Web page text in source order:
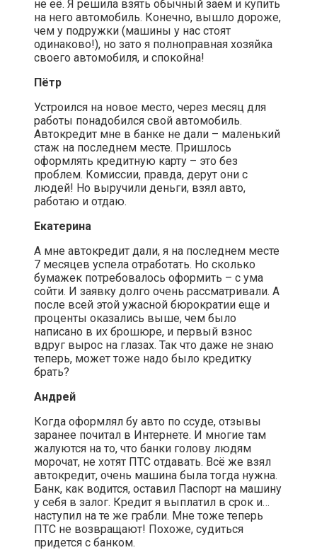
не её. Я решила взять обычный заем и купить
на него автомобиль. Конечно, вышло дороже,
чем у подружки (машины у нас стоят
одинаково!), но зато я полноправная хозяйка
своего автомобиля, и спокойна!
Пётр
Устроился на новое место, через месяц для
работы понадобился свой автомобиль.
Автокредит мне в банке не дали – маленький
стаж на последнем месте. Пришлось
оформлять кредитную карту – это без
проблем. Комиссии, правда, дерут они с
людей! Но выручили деньги, взял авто,
работаю и отдаю.
Екатерина
А мне автокредит дали, я на последнем месте
7 месяцев успела отработать. Но сколько
бумажек потребовалось оформить – с ума
сойти. И заявку долго очень рассматривали. А
после всей этой ужасной бюрократии еще и
проценты оказались выше, чем было
написано в их брошюре, и первый взнос
вдруг вырос на глазах. Так что даже не знаю
теперь, может тоже надо было кредитку
брать?
Андрей
Когда оформлял бу авто по ссуде, отзывы
заранее почитал в Интернете. И многие там
жалуются на то, что банки голову людям
морочат, не хотят ПТС отдавать. Всё же взял
автокредит, очень машина была тогда нужна.
Банк, как водится, оставил Паспорт на машину
у себя в залог. Кредит я выплатил в срок и…
наступил на те же грабли. Мне тоже теперь
ПТС не возвращают! Похоже, судиться
придется с банком.